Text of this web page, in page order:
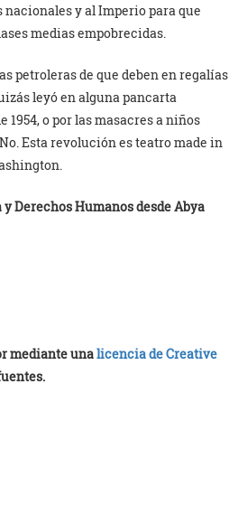
y al Imperio para que
medias empobrecidas.
petroleras de que deben en regalías
leyó en alguna pancarta
1954, o por las masacres a niños
Esta revolución es teatro made in
Derechos Humanos desde Abya
mediante unalicencia de Creative